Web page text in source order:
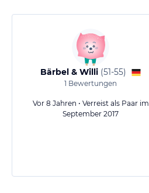
Bärbel & Willi (51-55)
1 Bewertungen
Vor 8 Jahren • Verreist als Paar im
September 2017